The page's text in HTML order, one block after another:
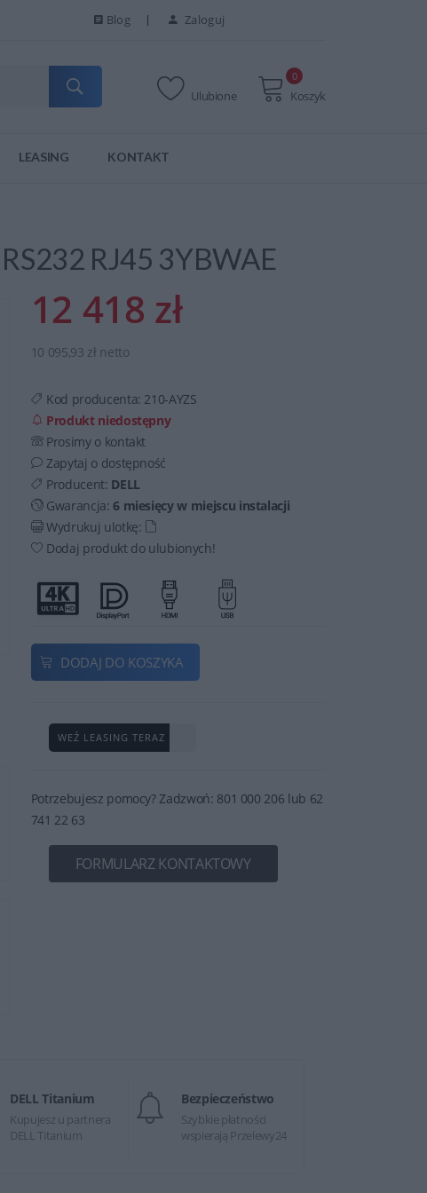
Blog Zaloguj
Ulubione Koszyk
0
LEASING KONTAKT
RJ45 3YBWAE
12 418 zł
10 095,93 zł netto
Kod producenta: 210-AYZS
Produkt niedostępny
Prosimy o kontakt
Zapytaj o dostępność
Producent: DELL
Gwarancja:6 miesięcy w miejscu instalacji
Wydrukuj ulotkę:
Dodaj produkt do ulubionych!
DODAJ DO KOSZYKA
WEŹ LEASING TERAZ
Potrzebujesz pomocy? Zadzwoń: 801 000 206 lub 62
741 22 63
FORMULARZ KONTAKTOWY
DELL Titanium
Kupujesz u partnera
DELL Titanium
Bezpieczeństwo
Szybkie płatności
wspierają Przelewy24